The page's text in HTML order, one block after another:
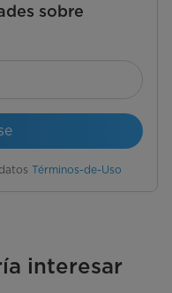
sobre
Términos-de-Uso
interesar